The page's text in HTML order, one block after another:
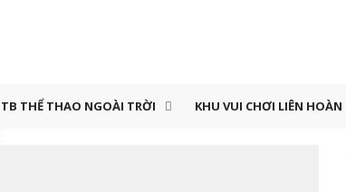
TB THỂ THAO NGOÀI TRỜI KHU VUI CHƠI LIÊN HOÀN